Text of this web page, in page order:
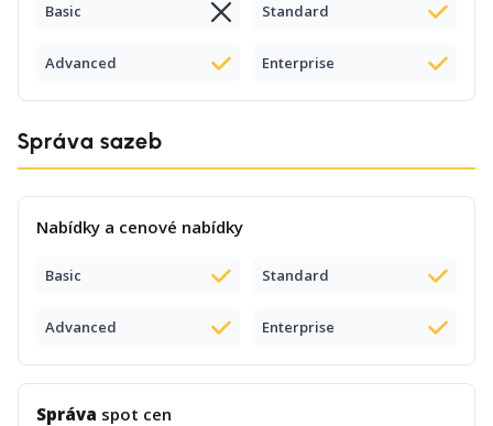
Basic Standard
Advanced Enterprise
Správa sazeb
Nabídky a cenové nabídky
Basic Standard
Advanced Enterprise
Správa spot cen